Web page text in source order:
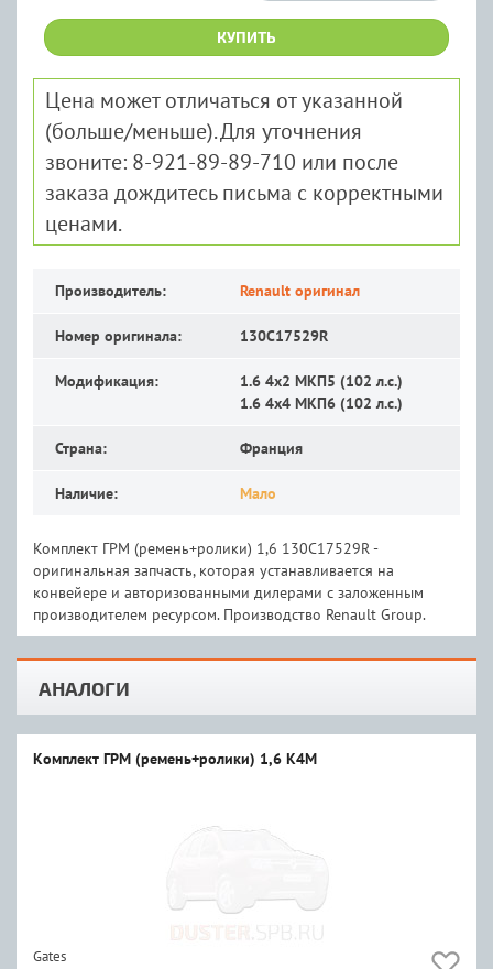
КУПИТЬ
Цена может отличаться от указанной
(больше/меньше). Для уточнения
звоните: 8-921-89-89-710 или после
заказа дождитесь письма с корректными
ценами.
Производитель: Renault оригинал
Номер оригинала: 130C17529R
Модификация:
1.6 4x2 MКП5 (102 л.с.)
1.6 4x4 MКП6 (102 л.с.)
Страна: Франция
Наличие: Мало
Комплект ГРМ (ремень+ролики) 1,6 130C17529R -
оригинальная запчасть, которая устанавливается на
конвейере и авторизованными дилерами с заложенным
производителем ресурсом. Производство Renault Group.
АНАЛОГИ
Комплект ГРМ (ремень+ролики) 1,6 К4М
Gates